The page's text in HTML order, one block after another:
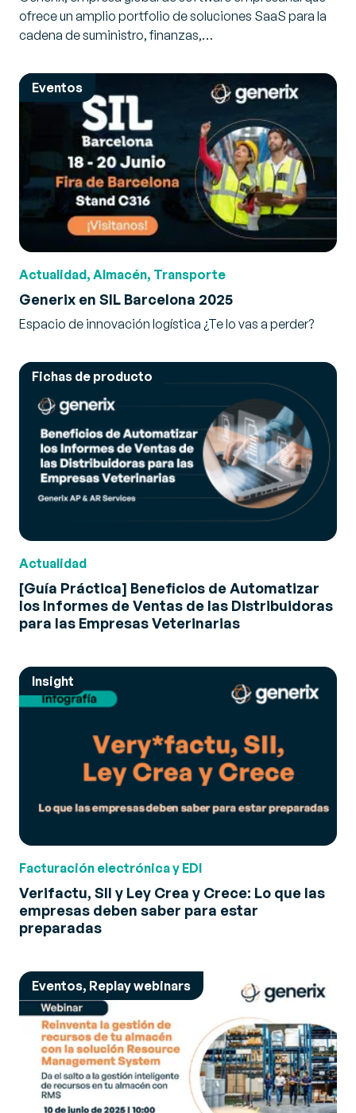
ofrece un amplio portfolio de soluciones SaaS para la
cadena de suministro, finanzas,…
Eventos
Actualidad, Almacén, Transporte
Generix en SIL Barcelona 2025
Espacio de innovación logística ¿Te lo vas a perder?
Fichas de producto
Actualidad
[Guía Práctica] Beneficios de Automatizar
los Informes de Ventas de las Distribuidoras
para las Empresas Veterinarias
Insight
Facturación electrónica y EDI
Verifactu, SII y Ley Crea y Crece: Lo que las
empresas deben saber para estar
preparadas
Eventos, Replay webinars